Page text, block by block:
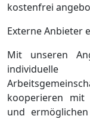
kostenfrei
Externe Anbieter
Mit unseren
kooperieren mit
und